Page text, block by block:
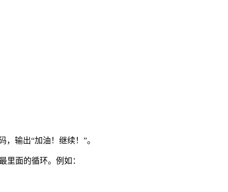
输出“加油！继续！”。
里面的循环。例如：